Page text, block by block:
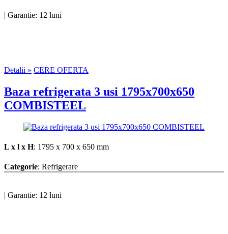
| Garantie: 12 luni
Detalii » CERE OFERTA
Baza refrigerata 3 usi 1795x700x650
COMBISTEEL
L x l x H: 1795 x 700 x 650 mm
Categorie: Refrigerare
| Garantie: 12 luni